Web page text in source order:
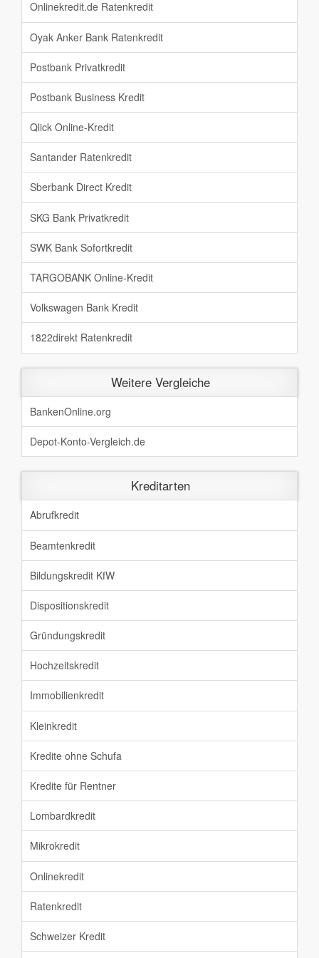
Onlinekredit.de Ratenkredit
Oyak Anker Bank Ratenkredit
Postbank Privatkredit
Postbank Business Kredit
Qlick Online-Kredit
Santander Ratenkredit
Sberbank Direct Kredit
SKG Bank Privatkredit
SWK Bank Sofortkredit
TARGOBANK Online-Kredit
Volkswagen Bank Kredit
1822direkt Ratenkredit
Weitere Vergleiche
BankenOnline.org
Depot-Konto-Vergleich.de
Kreditarten
Abrufkredit
Beamtenkredit
Bildungskredit KfW
Dispositionskredit
Gründungskredit
Hochzeitskredit
Immobilienkredit
Kleinkredit
Kredite ohne Schufa
Kredite für Rentner
Lombardkredit
Mikrokredit
Onlinekredit
Ratenkredit
Schweizer Kredit